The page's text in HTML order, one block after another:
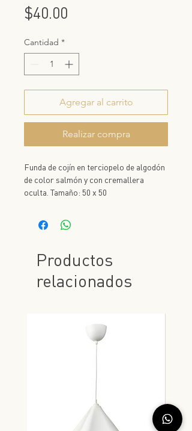
$40.00
Cantidad *
Agregar al carrito
Realizar compra
Funda de cojín en terciopelo de algodón
de color salmón y con cremallera
oculta. Tamaño: 50 x 50
Productos
relacionados